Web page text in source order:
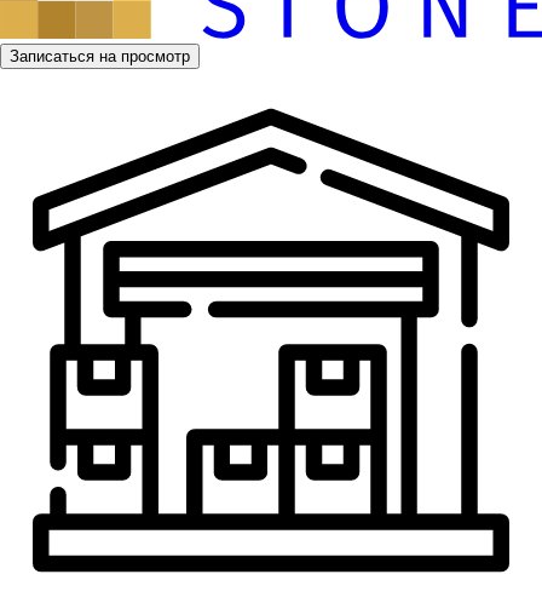
Записаться на просмотр